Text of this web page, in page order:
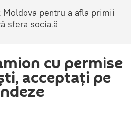
pentru a afla primii
sfera socială
cu permise
acceptați pe